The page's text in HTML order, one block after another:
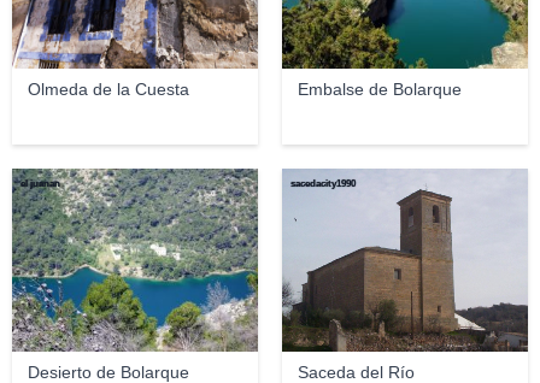
Olmeda de la Cuesta Embalse de Bolarque
Desierto de Bolarque
el juanan
Saceda del Río
sacedacity1990